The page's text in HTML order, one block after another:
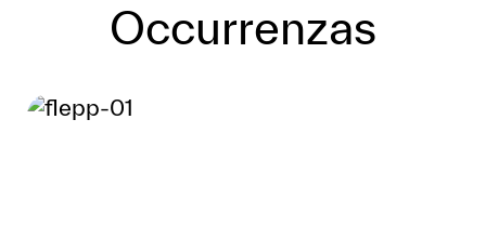
Occurrenzas